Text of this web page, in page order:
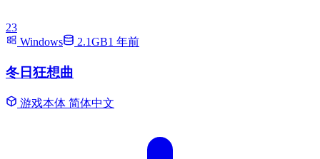
23
Windows
2.1GB1 年前
冬日狂想曲
游戏本体 简体中文